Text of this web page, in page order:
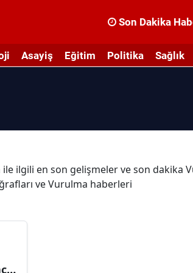
Son Dakika
Asayiş Eğitim Politika Sağlık
ilgili en son gelişmeler ve son dakika
ve Vurulma haberleri